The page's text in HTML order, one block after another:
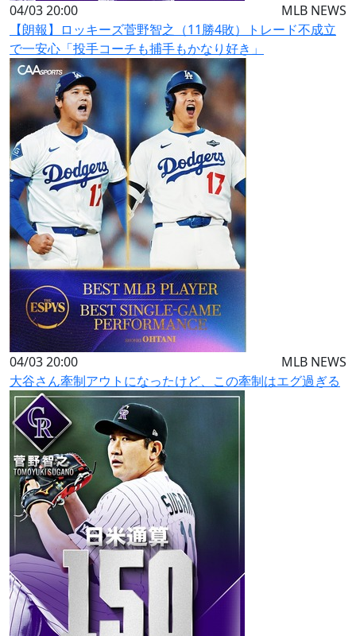
04/03 20:00
MLB NEWS
【朗報】ロッキーズ菅野智之（11勝4敗）トレード不成立
で一安心「投手コーチも捕手もかなり好き」
04/03 20:00
MLB NEWS
大谷さん牽制アウトになったけど、この牽制はエグ過ぎる